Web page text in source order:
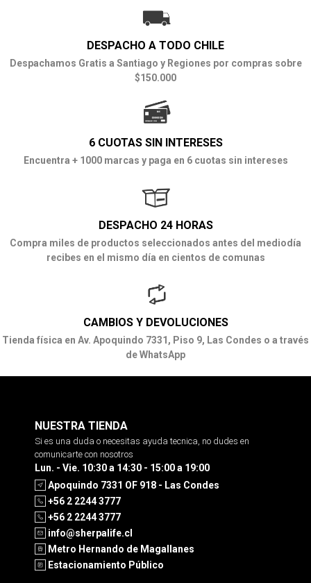
DESPACHO A TODO CHILE
Despachamos Gratis a Santiago y Regiones por compras sobre
$150.000
6 CUOTAS SIN INTERESES
Encuentra + 1000 marcas y paga en 6 cuotas sin intereses
DESPACHO 24 HORAS
Compra miles de productos seleccionados antes del mediodía
recibes en el mismo día en cientos de comunas
CAMBIOS Y DEVOLUCIONES
Tienda física en Av. Apoquindo 7331, Piso 9, Las Condes o a través
de WhatsApp
NUESTRA TIENDA
Si es una duda o necesitas ayuda tecnica, no dudes en
comunicarte con nosotros
Lun. - Vie. 10:30 a 14:30 - 15:00 a 19:00
Apoquindo 7331 OF 918 - Las Condes
+56 2 2244 3777
+56 2 2244 3777
info@sherpalife.cl
Metro Hernando de Magallanes
Estacionamiento Público